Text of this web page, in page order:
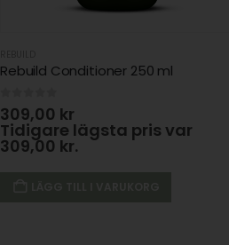
Rebuild Conditioner 250 ml
309,00 kr
Tidigare lägsta pris var
309,00 kr.